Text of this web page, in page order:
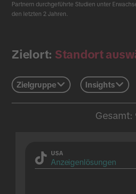
Partnern durchgeführte Studien unter
den letzten 2 Jahren.
Zielort: Standort
Zielgruppe Insights
Gesamt:
USA
Anzeigenlösungen